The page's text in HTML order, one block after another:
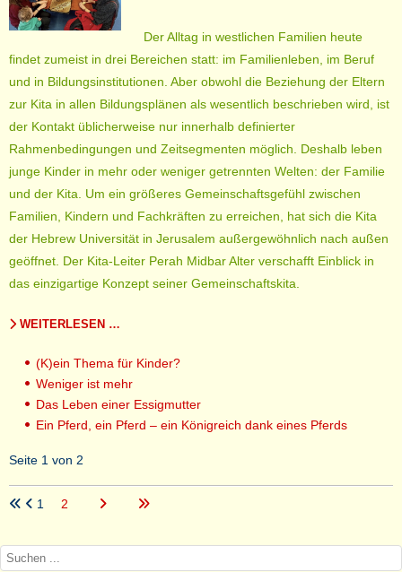
Der Alltag in westlichen Familien heute
findet zumeist in drei Bereichen statt: im Familienleben, im Beruf
und in Bildungsinstitutionen. Aber obwohl die Beziehung der Eltern
zur Kita in allen Bildungsplänen als wesentlich beschrieben wird, ist
der Kontakt üblicherweise nur innerhalb definierter
Rahmenbedingungen und Zeitsegmenten möglich. Deshalb leben
junge Kinder in mehr oder weniger getrennten Welten: der Familie
und der Kita. Um ein größeres Gemeinschaftsgefühl zwischen
Familien, Kindern und Fachkräften zu erreichen, hat sich die Kita
der Hebrew Universität in Jerusalem außergewöhnlich nach außen
geöffnet. Der Kita-Leiter Perah Midbar Alter verschafft Einblick in
das einzigartige Konzept seiner Gemeinschaftskita.
WEITERLESEN …
(K)ein Thema für Kinder?
Weniger ist mehr
Das Leben einer Essigmutter
Ein Pferd, ein Pferd – ein Königreich dank eines Pferds
Seite 1 von 2
1 2